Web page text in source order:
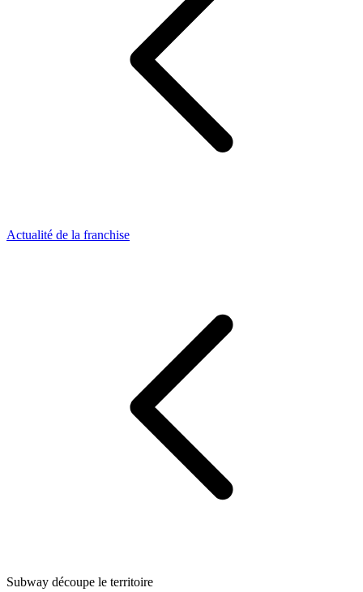
Actualité de la franchise
Subway découpe le territoire